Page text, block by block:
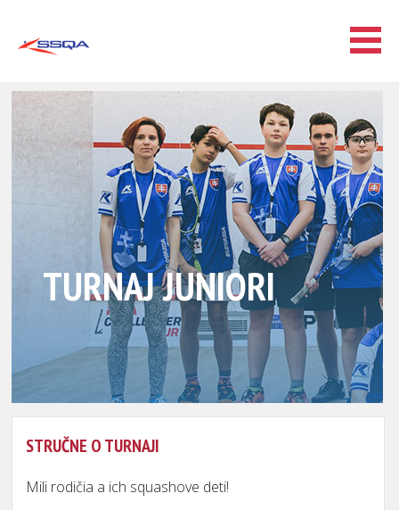
TURNAJ JUNIORI
STRUČNE O TURNAJI
Mili rodičia a ich squashove deti!